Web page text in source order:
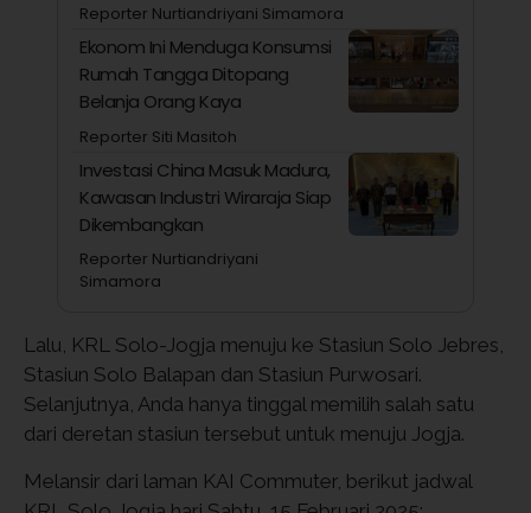
Reporter Nurtiandriyani Simamora
Ekonom Ini Menduga Konsumsi
Rumah Tangga Ditopang
Belanja Orang Kaya
Reporter Siti Masitoh
Investasi China Masuk Madura,
Kawasan Industri Wiraraja Siap
Dikembangkan
Reporter Nurtiandriyani
Simamora
Lalu, KRL Solo-Jogja menuju ke Stasiun Solo Jebres,
Stasiun Solo Balapan dan Stasiun Purwosari.
Selanjutnya, Anda hanya tinggal memilih salah satu
dari deretan stasiun tersebut untuk menuju Jogja.
Melansir dari laman KAI Commuter, berikut jadwal